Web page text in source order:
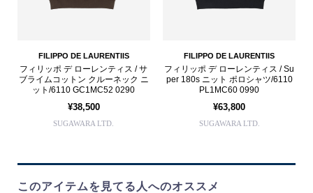
FILIPPO DE LAURENTIIS
フィリッポ デ ローレンティス / サ
ブライムコットン クルーネック ニ
ット/6110 GC1MC52 0290
¥38,500
SUGAWARA LTD.
FILIPPO DE LAURENTIIS
フィリッポ デ ローレンティス / Su
per 180s ニット ポロシャツ/6110
PL1MC60 0990
¥63,800
SUGAWARA LTD.
このアイテムを見てる人へのオススメ